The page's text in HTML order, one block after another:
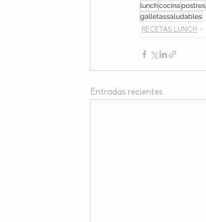
lunchcocina postres
galletassaludables
RECETAS LUNCH
Entradas recientes